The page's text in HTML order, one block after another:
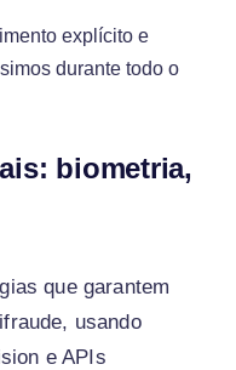
explícito e
durante todo o
biometria,
que garantem
usando
e APIs